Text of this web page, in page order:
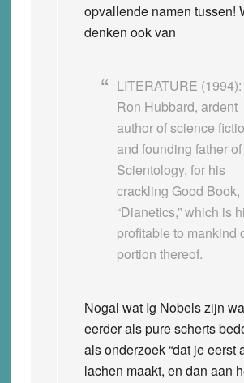
opvallende namen tussen!
denken ook van
LITERATURE (1994):
Ron Hubbard, ardent
author of science
and founding father of
Scientology, for his
crackling Good Book,
“Dianetics,” which is
profitable to mankind
portion thereof.
Nogal wat Ig Nobels zijn
eerder als pure scherts
als onderzoek “dat je eerst
lachen maakt, en dan aan